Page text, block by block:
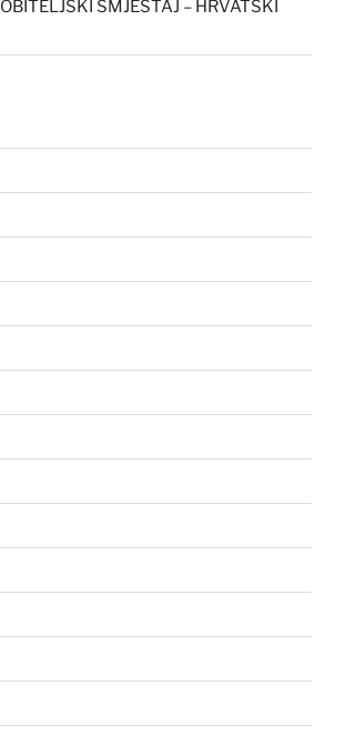
OBITELJSKI SMJEŠTAJ – HRVATSKI